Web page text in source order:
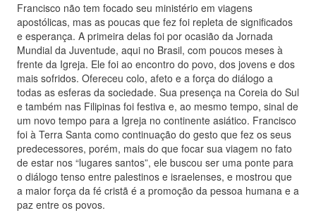
Francisco não tem focado seu ministério em viagens
apostólicas, mas as poucas que fez foi repleta de significados
e esperança. A primeira delas foi por ocasião da Jornada
Mundial da Juventude, aqui no Brasil, com poucos meses à
frente da Igreja. Ele foi ao encontro do povo, dos jovens e dos
mais sofridos. Ofereceu colo, afeto e a força do diálogo a
todas as esferas da sociedade. Sua presença na Coreia do Sul
e também nas Filipinas foi festiva e, ao mesmo tempo, sinal de
um novo tempo para a Igreja no continente asiático. Francisco
foi à Terra Santa como continuação do gesto que fez os seus
predecessores, porém, mais do que focar sua viagem no fato
de estar nos “lugares santos”, ele buscou ser uma ponte para
o diálogo tenso entre palestinos e israelenses, e mostrou que
a maior força da fé cristã é a promoção da pessoa humana e a
paz entre os povos.